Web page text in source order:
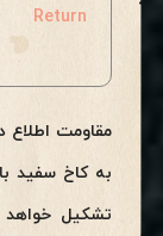
Return
مقاومت اطلاع
به کاخ سفید
تشکیل خواهد